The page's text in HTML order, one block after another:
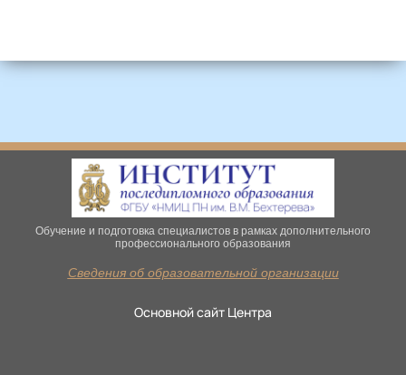
Обучение и подготовка специалистов в рамках дополнительного
профессионального образования
Сведения об образовательной организации
Основной сайт Центра